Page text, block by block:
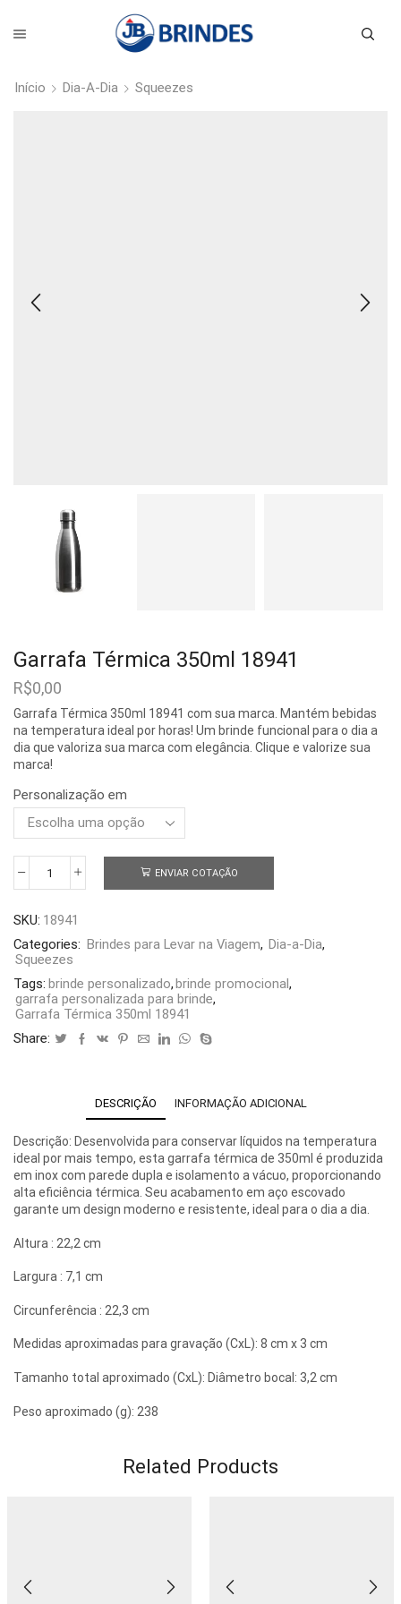
Início Dia-A-Dia Squeezes
Garrafa Térmica 350ml 18941
R$0,00
Garrafa Térmica 350ml 18941 com sua marca. Mantém bebidas
na temperatura ideal por horas! Um brinde funcional para o dia a
dia que valoriza sua marca com elegância. Clique e valorize sua
marca!
Personalização em
Garrafa
Térmica
18941
quantidade
ENVIAR COTAÇÃO
SKU: 18941
Categories: Brindes para Levar na Viagem, Dia-a-Dia,
Squeezes
Tags: brinde personalizado,brinde promocional,
garrafa personalizada para brinde,
Garrafa Térmica 350ml 18941
Share:
DESCRIÇÃO INFORMAÇÃO ADICIONAL
Descrição: Desenvolvida para conservar líquidos na temperatura
ideal por mais tempo, esta garrafa térmica de 350ml é produzida
em inox com parede dupla e isolamento a vácuo, proporcionando
alta eficiência térmica. Seu acabamento em aço escovado
garante um design moderno e resistente, ideal para o dia a dia.
Altura : 22,2 cm
Largura : 7,1 cm
Circunferência : 22,3 cm
Medidas aproximadas para gravação (CxL): 8 cm x 3 cm
Tamanho total aproximado (CxL): Diâmetro bocal: 3,2 cm
Peso aproximado (g): 238
Related Products